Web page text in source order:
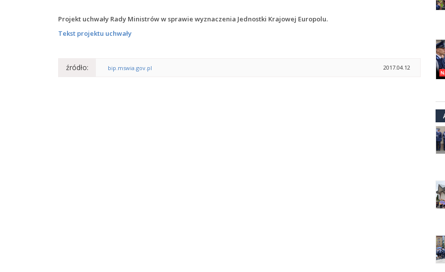
Projekt uchwały Rady Ministrów w sprawie wyznaczenia Jednostki Krajowej Europolu.
Tekst projektu uchwały
źródło: bip.mswia.gov.pl 2017.04.12